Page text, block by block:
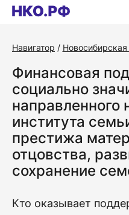
Навигатор Новосибирская
Финансовая
социально
направленного
института
престижа
отцовства,
сохранение
Кто оказывает